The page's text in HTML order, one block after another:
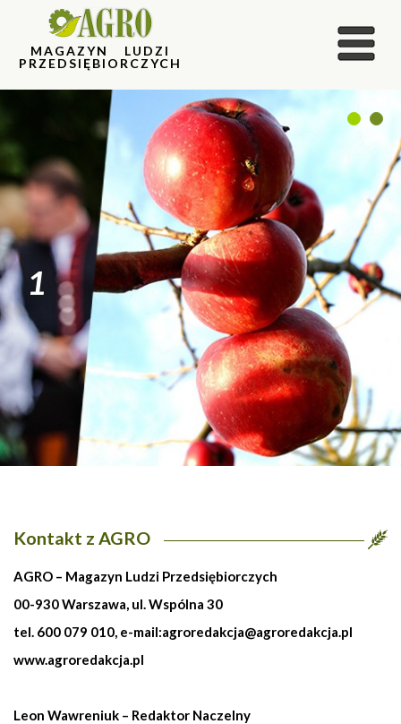
MAGAZYN LUDZI
PRZEDSIĘBIORCZYCH
1
1 2
Kontakt z AGRO
AGRO – Magazyn Ludzi Przedsiębiorczych
00-930 Warszawa, ul. Wspólna 30
tel. 600 079 010, e-mail:agroredakcja@agroredakcja.pl
www.agroredakcja.pl
Leon Wawreniuk – Redaktor Naczelny